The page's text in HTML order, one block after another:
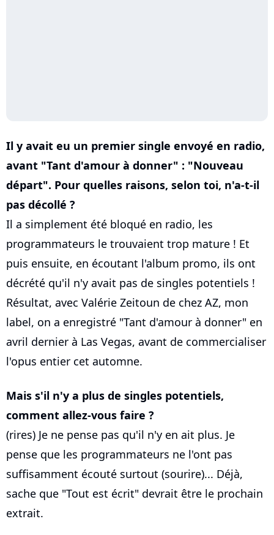
Il y avait eu un premier single envoyé en radio,
avant "Tant d'amour à donner" : "Nouveau
départ". Pour quelles raisons, selon toi, n'a-t-il
pas décollé ?
Il a simplement été bloqué en radio, les
programmateurs le trouvaient trop mature ! Et
puis ensuite, en écoutant l'album promo, ils ont
décrété qu'il n'y avait pas de singles potentiels !
Résultat, avec Valérie Zeitoun de chez AZ, mon
label, on a enregistré "Tant d'amour à donner" en
avril dernier à Las Vegas, avant de commercialiser
l'opus entier cet automne.
Mais s'il n'y a plus de singles potentiels,
comment allez-vous faire ?
(rires) Je ne pense pas qu'il n'y en ait plus. Je
pense que les programmateurs ne l'ont pas
suffisamment écouté surtout (sourire)... Déjà,
sache que "Tout est écrit" devrait être le prochain
extrait.